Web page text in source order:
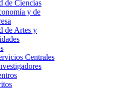
de Ciencias
y de
de Artes y
Centrales